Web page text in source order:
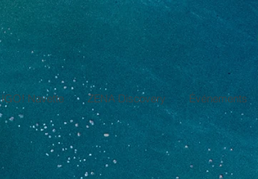
IGO! Navette ZENA Discovery Événements